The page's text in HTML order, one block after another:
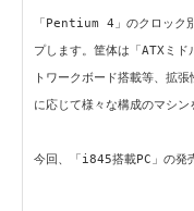
「Pentium 4」のクロック
プします。筐体は「ATXミド
トワークボード搭載等、拡
に応じて様々な構成のマシン
今回、「i845搭載PC」の